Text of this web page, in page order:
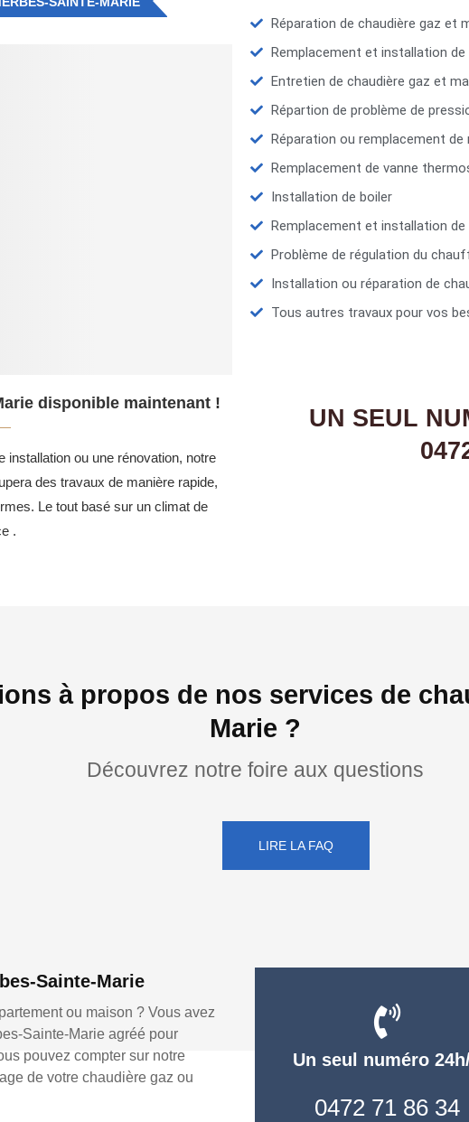
disponible maintenant !
ou une rénovation, notre
des travaux de manière rapide,
Le tout basé sur un climat de
.
Réparation de chaudière gaz et
Remplacement et installation
Entretien de chaudière gaz et
Répartion de problème de
Réparation ou remplacement de
Remplacement de vanne
Installation de boiler
Remplacement et installation
Problème de régulation du
Installation ou réparation de
Tous autres travaux pour vos
UN SEUL
à propos de nos services de
Marie ?
Découvrez notre foire aux questions
LIRE LA FAQ
Sainte-Marie
ou maison ? Vous avez
Sainte-Marie agréé pour
pouvez compter sur notre
de votre chaudière gaz ou
Un seul numéro
0472 71 86 34